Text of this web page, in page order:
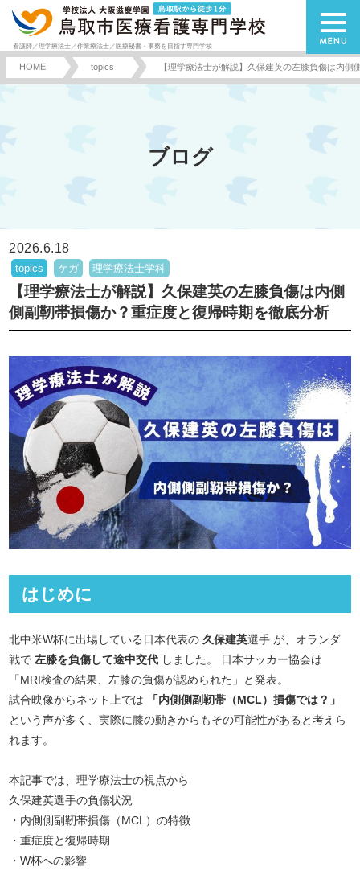
看護師／理学療法士／作業療法士／医療秘書・事務を目指す専門学校
HOME topics 【理学療法士が解説】久保建英の左膝負傷は内
ブログ
2026.6.18
topics ケガ 理学療法士学科
【理学療法士が解説】久保建英の左膝負傷は内側
側副靭帯損傷か？重症度と復帰時期を徹底分析
はじめに
北中米W杯に出場している日本代表の久保建英選手 が、オランダ
戦で 左膝を負傷して途中交代 しました。 日本サッカー協会は
「MRI検査の結果、左膝の負傷が認められた」と発表。
試合映像からネット上では
「内側側副靭帯（MCL）損傷では？」
という声が多く、実際に膝の動きからもその可能性があると考えら
れます。
本記事では、理学療法士の視点から
久保建英選手の負傷状況
・内側側副靭帯損傷（MCL）の特徴
・重症度と復帰時期
・W杯への影響